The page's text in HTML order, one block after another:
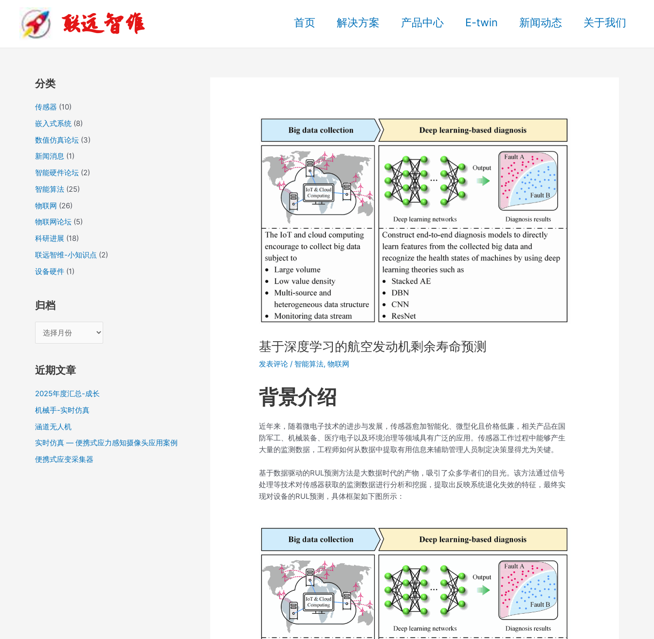
联远智维 首页 解决方案 产品中心 E-twin 新闻动态 关于我们
分类
传感器 (10)
嵌入式系统 (8)
数值仿真论坛 (3)
新闻消息 (1)
智能硬件论坛 (2)
智能算法 (25)
物联网 (26)
物联网论坛 (5)
科研进展 (18)
联远智维-小知识点 (2)
设备硬件 (1)
归档
归
档
近期文章
2025年度汇总-成长
机械手-实时仿真
涵道无人机
实时仿真 — 便携式应力感知摄像头应用案例
便携式应变采集器
基于深度学习的航空发动机剩余寿命预测
发表评论 / 智能算法,物联网
背景介绍
近年来，随着微电子技术的进步与发展，传感器愈加智能化、微型化且价格低廉，相关产品在国
防军工、机械装备、医疗电子以及环境治理等领域具有广泛的应用。传感器工作过程中能够产生
大量的监测数据，工程师如何从数据中提取有用信息来辅助管理人员制定决策显得尤为关键。
基于数据驱动的RUL预测方法是大数据时代的产物，吸引了众多学者们的目光。该方法通过信号
处理等技术对传感器获取的监测数据进行分析和挖掘，提取出反映系统退化失效的特征，最终实
现对设备的RUL预测，具体框架如下图所示：